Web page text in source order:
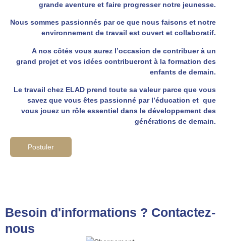
grande aventure et faire progresser notre jeunesse.
Nous sommes passionnés par ce que nous faisons et notre
environnement de travail est ouvert et collaboratif.
A nos côtés vous aurez l’occasion de contribuer à un
grand projet et vos idées contribueront à la formation des
enfants de demain.
Le travail chez ELAD prend toute sa valeur parce que vous
savez que vous êtes passionné par l’éducation et que
vous jouez un rôle essentiel dans le développement des
générations de demain.
Postuler
Besoin d'informations ? Contactez-
nous